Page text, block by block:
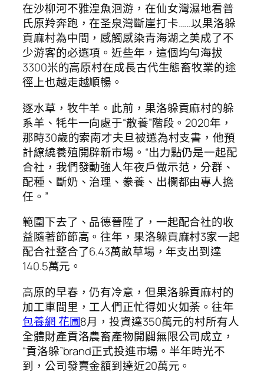
在沙柳河不雅湟魚洄游，在仙女灣濕地看普
氏原羚奔跑，在圣泉灣斷崖打卡……以果洛躲
貢麻村為中間，感觸感染青海湖之美成了不
少游客的必選項。近些年，這個均勻海拔
3300米的高原村在成長古代生態畜牧業的途
徑上也越走越順暢。
逐水草，牧牛羊。此前，果洛躲貢麻村的躲
系羊、牦牛一向處于“散養”階段。2020年，
那時30歲的索南才夫旦被選為村支書，他預
計繚繞養殖開辟新市場。“出力點仍是一起配
合社，我們發動強人年夜戶做示范，分群、
配種、斷奶、治理、豢養、出欄都由專人擔
任。”
範圍下去了、品德晉陞了，一起配合社的收
益隨著節節高。往年，果洛躲貢麻村3家一起
配合社整合了6.43萬畝草場，年支出到達
140.5萬元。
高原的早春，仍有冷意，但果洛躲貢麻村的
加工車間里，工人們正忙得如火如荼。往年
包養網 花圃8月，投資達350萬元的村所有人
全體財產貢洛農畜產物開闢無限公司成立，
“貢洛躲”brand正式投進市場。半年時光不
到，公司發賣金額到達近20萬元。